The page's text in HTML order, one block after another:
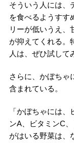
そういう人には、
を食べるようすす
リーが低いうえ、
が抑えてくれる。
人は、ぜひ試して
さらに、かぼちゃ
含まれている。
「かぼちゃには
ンA、ビタミンC
がはいる野菜は、